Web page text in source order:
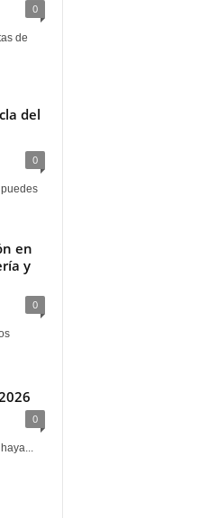
0
de
del
0
en
y
0
0